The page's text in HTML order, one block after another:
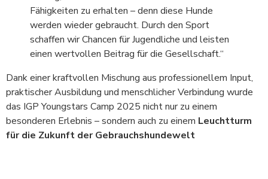
Fähigkeiten zu erhalten – denn diese Hunde
werden wieder gebraucht. Durch den Sport
schaffen wir Chancen für Jugendliche und leisten
einen wertvollen Beitrag für die Gesellschaft.“
Dank einer kraftvollen Mischung aus professionellem Input,
praktischer Ausbildung und menschlicher Verbindung wurde
das IGP Youngstars Camp 2025 nicht nur zu einem
besonderen Erlebnis – sondern auch zu einem Leuchtturm
für die Zukunft der Gebrauchshundewelt